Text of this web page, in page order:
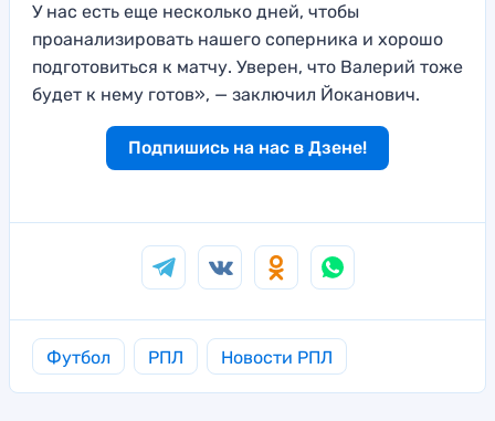
У нас есть еще несколько дней, чтобы
проанализировать нашего соперника и хорошо
подготовиться к матчу. Уверен, что Валерий тоже
будет к нему готов», — заключил Йоканович.
Подпишись на нас в Дзене!
Футбол РПЛ Новости РПЛ